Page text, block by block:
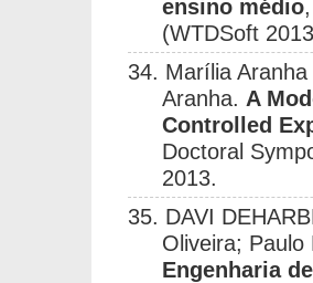
ensino médio
(WTDSoft
34. Marília
Aranha. A
Controlled
Doctoral
2013.
35. DAVI
Oliveira;
Engenharia